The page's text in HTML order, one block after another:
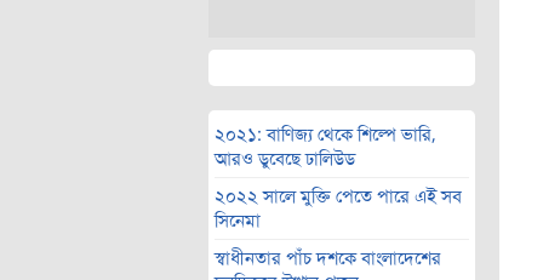
২০২১: বাণিজ্য থেকে শিল্পে ভারি,
আরও ডুবেছে ঢালিউড
২০২২ সালে মুক্তি পেতে পারে এই সব
সিনেমা
স্বাধীনতার পাঁচ দশকে বাংলাদেশের